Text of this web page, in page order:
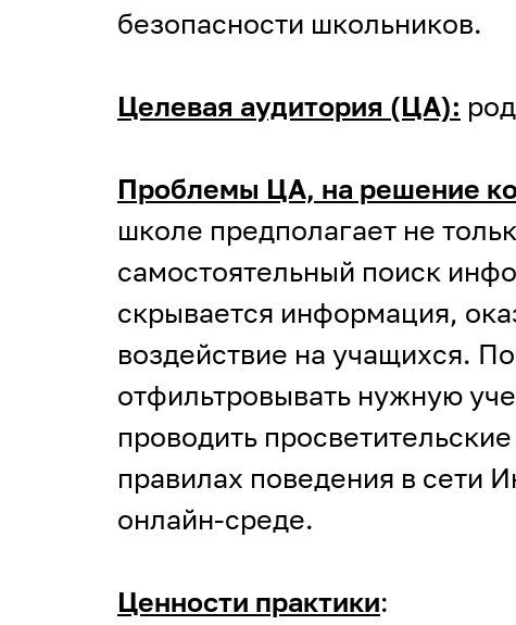
безопасности школьников.
Целевая аудитория (ЦА):
Проблемы ЦА, на решение
школе предполагает не
самостоятельный поиск
скрывается информация,
воздействие на учащихся.
отфильтровывать нужную
проводить
правилах поведения в сети
онлайн-среде.
Ценности практики: